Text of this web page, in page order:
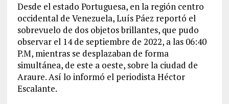
Desde el estado Portuguesa, en la región centro
occidental de Venezuela, Luís Páez reportó el
sobrevuelo de dos objetos brillantes, que pudo
observar el 14 de septiembre de 2022, a las 06:40
P.M, mientras se desplazaban de forma
simultánea, de este a oeste, sobre la ciudad de
Araure. Así lo informó el periodista Héctor
Escalante.